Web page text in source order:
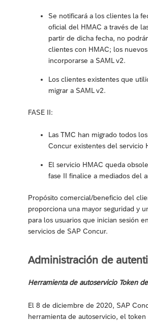
Se notificará a los clientes la
oficial del HMAC a través de
partir de dicha fecha, no
clientes con HMAC; los
incorporarse a SAML v2.
Los clientes existentes que
migrar a SAML v2.
FASE II:
Las TMC han migrado todos
Concur existentes del servicio
El servicio HMAC queda
fase II finalice a mediados del
Propósito comercial/beneficio del
proporciona una mayor seguridad y
para los usuarios que inician sesión
servicios de SAP Concur.
Administración de
Herramienta de autoservicio Token
El 8 de diciembre de 2020, SAP
herramienta de autoservicio, el